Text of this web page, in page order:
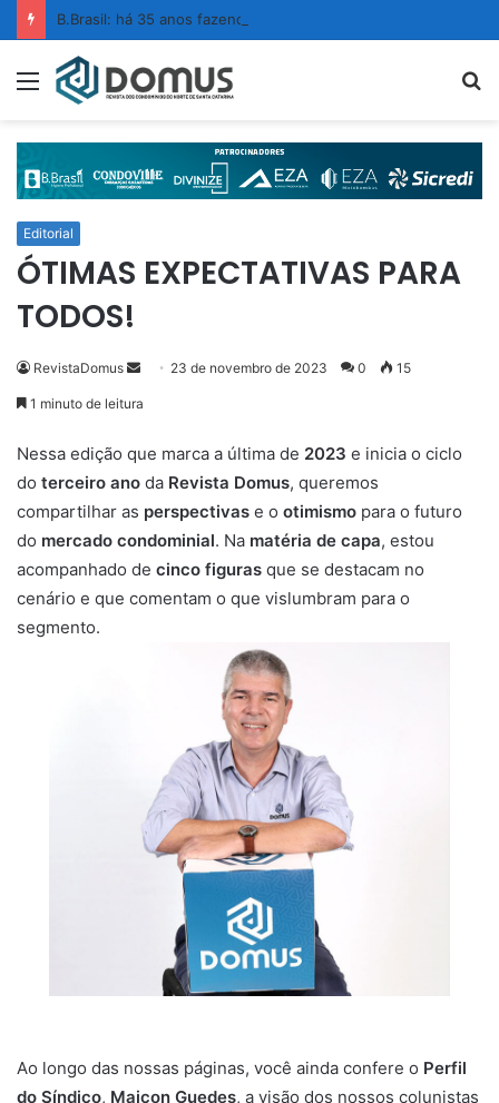
Menu
Editorial
ÓTIMAS EXPECTATIVAS PARA
TODOS!
RevistaDomus
d
-
m
23 de novembro de 2023 0 15
1 minuto de leitura
Nessa edição que marca a última de 2023 e inicia o ciclo
do terceiro ano da Revista Domus, queremos
compartilhar as perspectivas e o otimismo para o futuro
do mercado condominial. Na matéria de capa, estou
acompanhado de cinco figuras que se destacam no
cenário e que comentam o que vislumbram para o
segmento.
Ao longo das nossas páginas, você ainda confere o Perfil
do Síndico, Maicon Guedes, a visão dos nossos colunistas